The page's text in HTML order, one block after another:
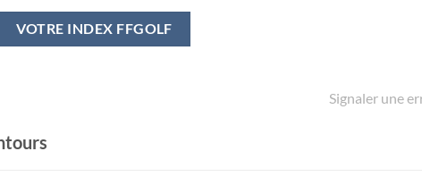
VOTRE INDEX FFGOLF
Signaler une